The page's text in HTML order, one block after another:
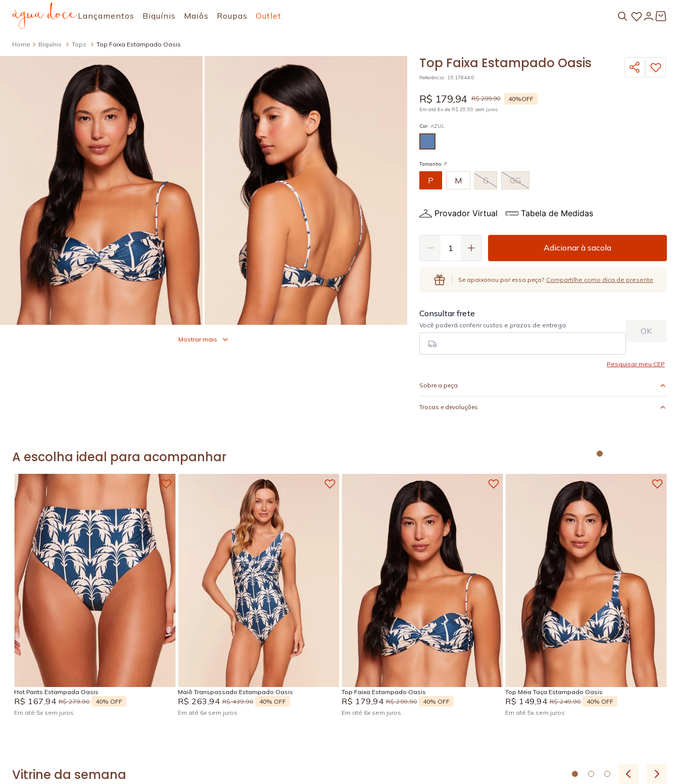
Lançamentos Biquínis Maiôs Roupas Outlet
Biquínis Tops Top Faixa Estampado Oasis
Mostrar mais
Top Faixa Estampado Oasis
Referência: 15.17844.0
R$ 179,94 R$ 299,90 40%OFF
Em até6x de R$ 29,99 sem juros
Cor: AZUL
Tamanho: P
P M G GG
Provador Virtual Tabela de Medidas
Adicionar à sacola
Se apaixonou por essa peça? Compartilhe como dica de presente
Sobre a peça
Trocas e devoluções
A escolha ideal para acompanhar
Adicionar na sacola
Hot Pants Estampada Oasis
R$ 167,94 R$ 279,90 40% OFF
Em até 5x sem juros
Adicionar na sacola
Maiô Transpassado Estampado Oasis
R$ 263,94 R$ 439,90 40% OFF
Em até 6x sem juros
P M G GG
Top Faixa Estampado Oasis
R$ 179,94 R$ 299,90 40% OFF
Em até 6x sem juros
P M GG
Top Meia Taça Estampado Oasis
R$ 149,94 R$ 249,90 40% OFF
Em até 5x sem juros
Vitrine da semana